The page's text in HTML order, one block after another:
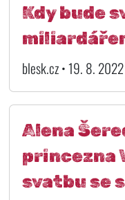
Kdy bude
blesk.cz • 19. 8.
Alena
princezna
svatbu se